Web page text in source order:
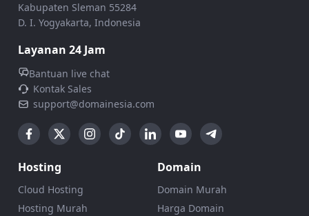
Kabupaten Sleman 55284
D. I. Yogyakarta, Indonesia
Layanan 24 Jam
Bantuan live chat
Kontak Sales
support@domainesia.com
Hosting
Cloud Hosting
Hosting Murah
Domain
Domain Murah
Harga Domain